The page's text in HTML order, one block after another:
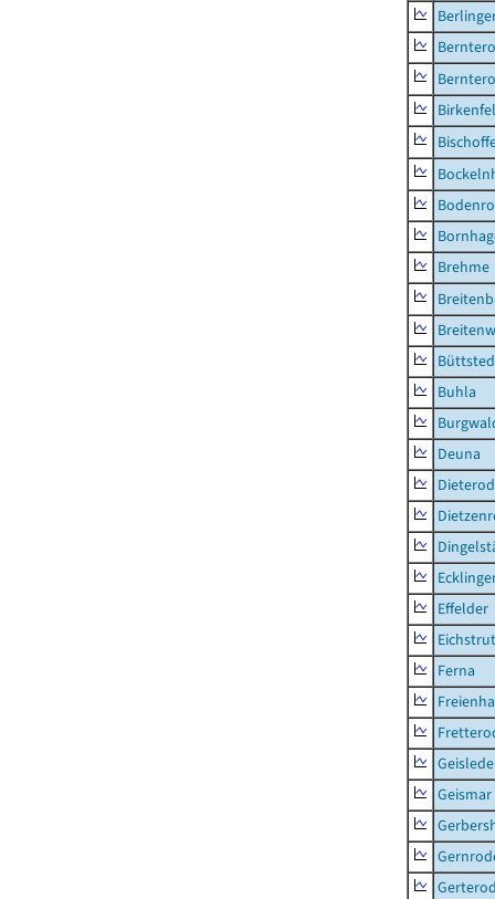
Brehme
Buhla
Deuna
Effelder
Ferna
Geismar